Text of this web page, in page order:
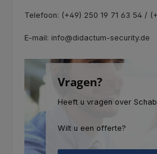
Telefoon: (+49) 250 19 71 63 54 /
E-mail: info@didactum-security.de
Vragen?
Heeft u vragen over
Wilt u een offerte?